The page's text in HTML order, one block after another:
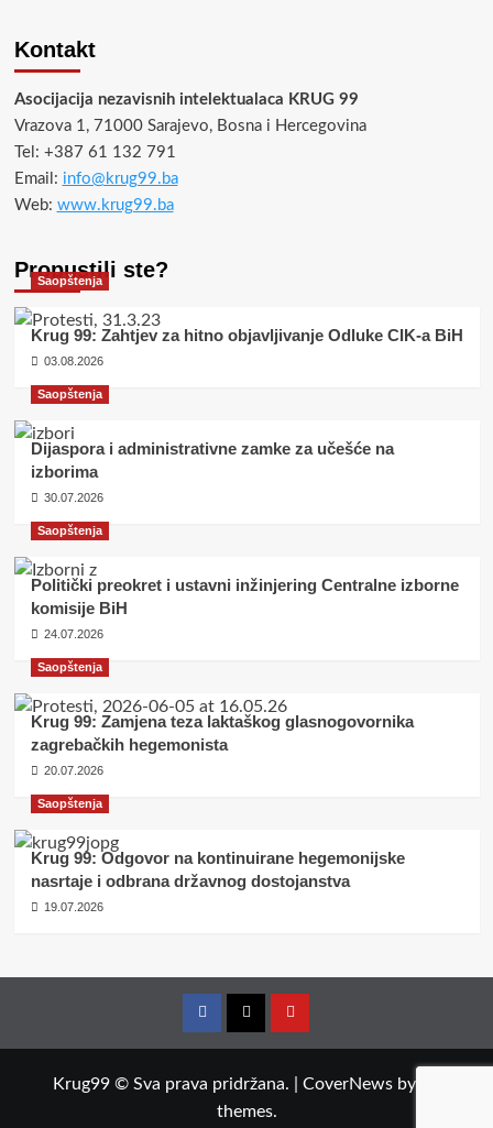
Kontakt
Asocijacija nezavisnih intelektualaca KRUG 99
Vrazova 1, 71000 Sarajevo, Bosna i Hercegovina
Tel: +387 61 132 791
Email: info@krug99.ba
Web: www.krug99.ba
Propustili ste?
Saopštenja
Krug 99: Zahtjev za hitno objavljivanje Odluke CIK-a BiH
03.08.2026
Saopštenja
Dijaspora i administrativne zamke za učešće na
izborima
30.07.2026
Saopštenja
Politički preokret i ustavni inžinjering Centralne izborne
komisije BiH
24.07.2026
Saopštenja
Krug 99: Zamjena teza laktaškog glasnogovornika
zagrebačkih hegemonista
20.07.2026
Saopštenja
Krug 99: Odgovor na kontinuirane hegemonijske
nasrtaje i odbrana državnog dostojanstva
19.07.2026
FacebookTwitterYouTube
Krug99 © Sva prava pridržana. CoverNewsby AF
themes.